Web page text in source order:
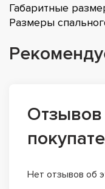
Габаритные
Размеры
Нет отзывов об